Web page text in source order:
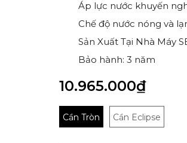
Áp lực nước khuyến
Chế độ nước nóng và
Sản Xuất Tại Nhà Máy
Bảo hành: 3 năm
10.965.000₫
Cần Tròn Cần Eclipse